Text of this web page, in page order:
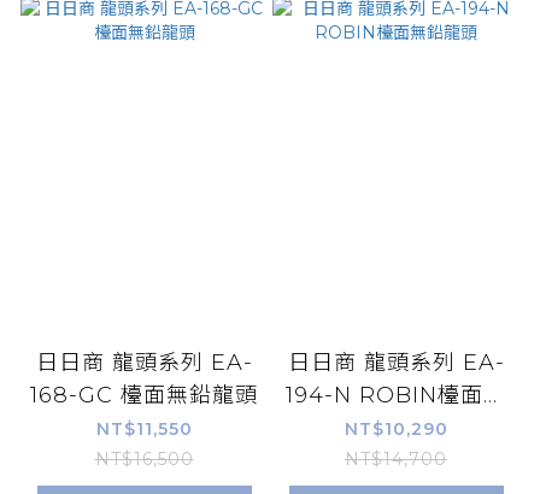
日日商 龍頭系列 EA-
168-GC 檯面無鉛龍頭
NT$11,550
NT$16,500
日日商 龍頭系列 EA-
194-N ROBIN檯面無
鉛龍頭
NT$10,290
NT$14,700